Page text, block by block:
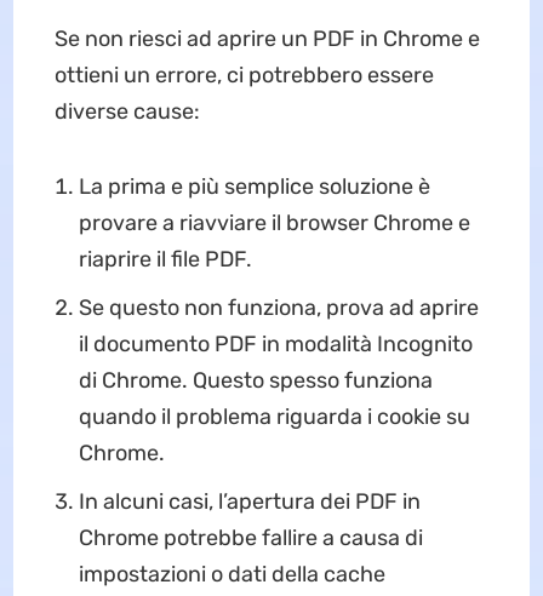
Se non riesci ad aprire un PDF in Chrome e
ottieni un errore, ci potrebbero essere
diverse cause:
La prima e più semplice soluzione è
provare a riavviare il browser Chrome e
riaprire il file PDF.
Se questo non funziona, prova ad aprire
il documento PDF in modalità Incognito
di Chrome. Questo spesso funziona
quando il problema riguarda i cookie su
Chrome.
In alcuni casi, l’apertura dei PDF in
Chrome potrebbe fallire a causa di
impostazioni o dati della cache